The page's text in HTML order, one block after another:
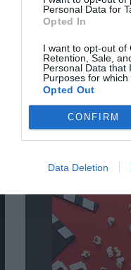
Personal Data for
Opted In
I want to opt-out of
Retention, Sale,
Personal Data that
Purposes for which
Opted Out
CONFIRM
Data Deletion
Genre:Drama,
Cláudio Alves -60